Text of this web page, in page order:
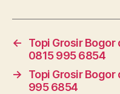
←
Topi Grosir
0815 995 6854
→
Topi Grosir Bogor
995 6854